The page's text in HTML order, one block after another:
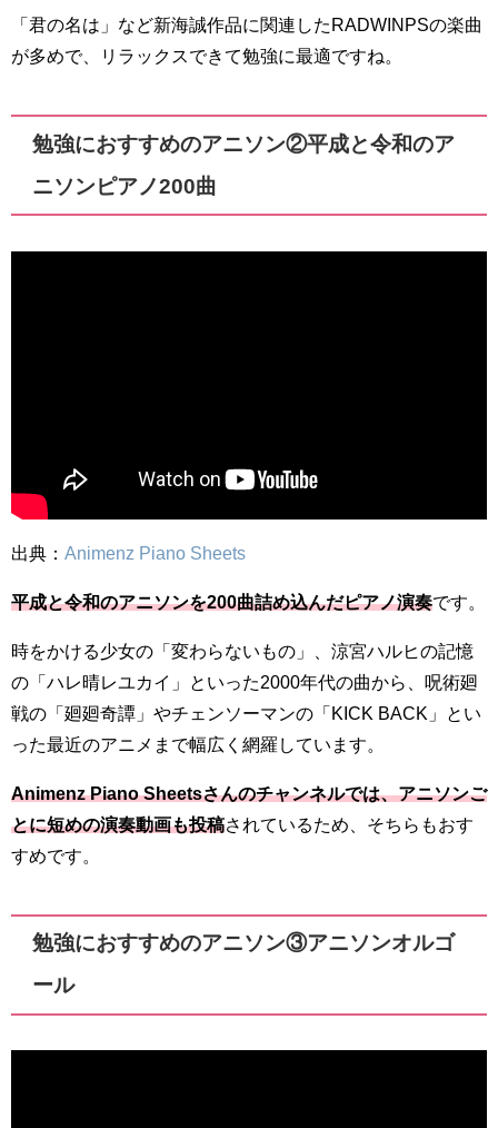
「君の名は」など新海誠作品に関連したRADWINPSの楽曲
が多めで、リラックスできて勉強に最適ですね。
勉強におすすめのアニソン②平成と令和のア
ニソンピアノ200曲
出典： Animenz Piano Sheets
平成と令和のアニソンを200曲詰め込んだピアノ演奏です。
時をかける少女の「変わらないもの」、涼宮ハルヒの記憶
の「ハレ晴レユカイ」といった2000年代の曲から、呪術廻
戦の「廻廻奇譚」やチェンソーマンの「KICK BACK」とい
った最近のアニメまで幅広く網羅しています。
Animenz Piano Sheetsさんのチャンネルでは、アニソンご
とに短めの演奏動画も投稿されているため、そちらもおす
すめです。
勉強におすすめのアニソン③アニソンオルゴ
ール